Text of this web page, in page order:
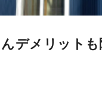
デメリット